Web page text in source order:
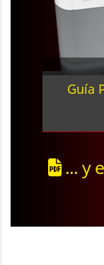
Guía
... y